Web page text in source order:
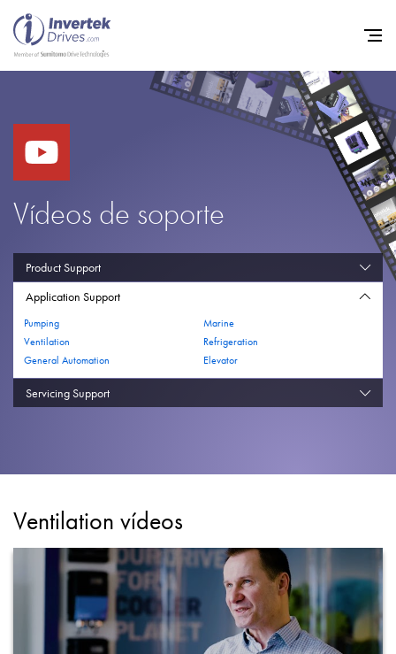
Vídeos de soporte
Product Support
Application Support
Pumping
Ventilation
General Automation
Marine
Refrigeration
Elevator
Servicing Support
Ventilation vídeos
Home
Variadores de frecuencia
iSource Acceso